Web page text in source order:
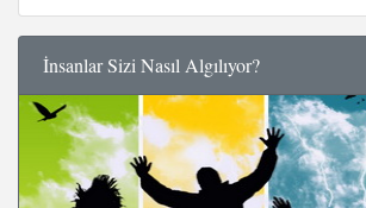
İnsanlar Sizi Nasıl Algılıyor?